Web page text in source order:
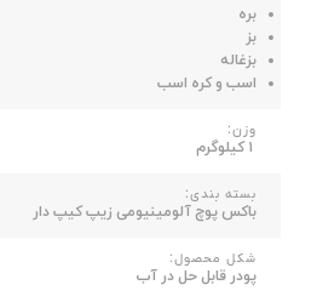
بره
بز
بزغاله
اسب و کره اسب
وزن:
بسته بندی:
باکس پوچ آلومینیومی زیپ کیپ دار
شکل محصول:
پودر قابل حل در آب